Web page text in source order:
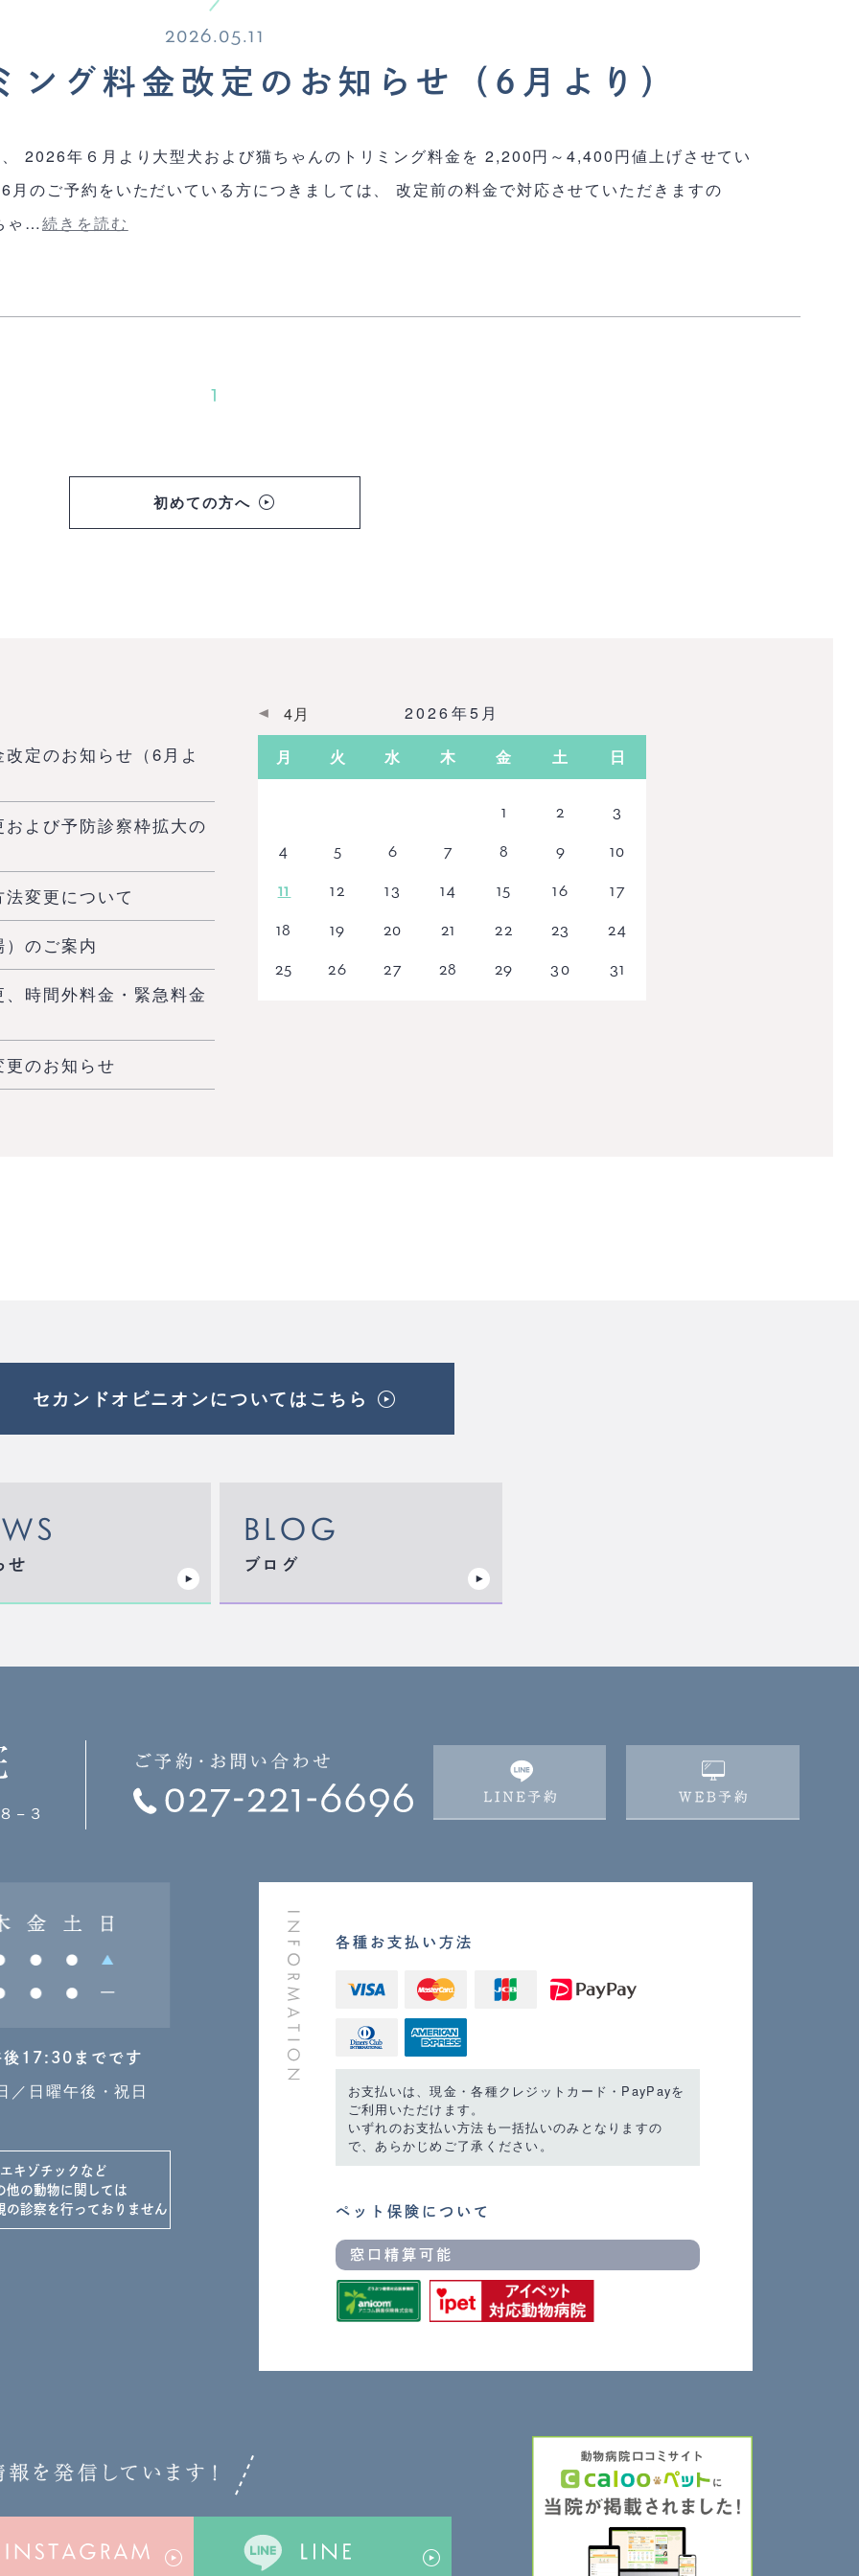
2026.05.11
ング料金改定のお知らせ（6月より）
2026年６月より大型犬および猫ちゃんのトリミング料金を 2,200円～4,400円値上げさせてい
のご予約をいただいている方につきましては、 改定前の料金で対応させていただきますの
ゃ…続きを読む
1
初めての方へ
定のお知らせ（6月よ
よび予防診察枠拡大の
変更について
のご案内
時間外料金・緊急料金
のお知らせ
2026年5月
月
火 水 木 金 土 日
4月
1 2
3
4
5 6 7 8 9
10
11
12 13 14 15 16
17
18
19 20 21 22 23
24
25
26 27 28 29 30 31
セカンドオピニオンについてはこちら
せ
BLOG
ブログ
−３
後17:30までです
／日曜午後・祝日
エキゾチックなど
他の動物に関しては
の診察を行っておりません
各種お支払い方法
お支払いは、現金・各種クレジットカード・PayPayを
ご利用いただけます。
いずれのお支払い方法も一括払いのみとなりますの
で、あらかじめご了承ください。
ペット保険について
窓口精算可能